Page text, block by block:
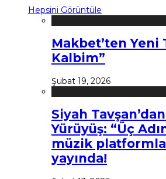
Hepsini Görüntüle
Makbet’ten Yeni
Kalbim”
Şubat 19, 2026
Siyah
Yürüyüş: “Üç
müzik
yayında!